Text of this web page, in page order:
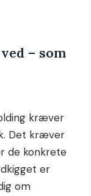
– som
kræver
Det kræver
de konkrete
er
om